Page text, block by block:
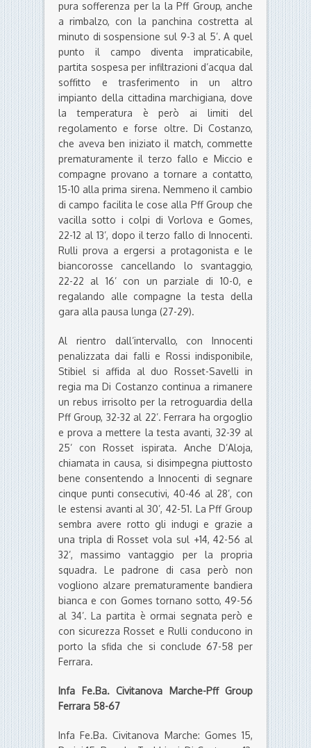
pura sofferenza per la la Pff Group, anche
a rimbalzo, con la panchina costretta al
minuto di sospensione sul 9-3 al 5’. A quel
punto il campo diventa impraticabile,
partita sospesa per infiltrazioni d’acqua dal
soffitto e trasferimento in un altro
impianto della cittadina marchigiana, dove
la temperatura è però ai limiti del
regolamento e forse oltre. Di Costanzo,
che aveva ben iniziato il match, commette
prematuramente il terzo fallo e Miccio e
compagne provano a tornare a contatto,
15-10 alla prima sirena. Nemmeno il cambio
di campo facilita le cose alla Pff Group che
vacilla sotto i colpi di Vorlova e Gomes,
22-12 al 13’, dopo il terzo fallo di Innocenti.
Rulli prova a ergersi a protagonista e le
biancorosse cancellando lo svantaggio,
22-22 al 16’ con un parziale di 10-0, e
regalando alle compagne la testa della
gara alla pausa lunga (27-29).
Al rientro dall’intervallo, con Innocenti
penalizzata dai falli e Rossi indisponibile,
Stibiel si affida al duo Rosset-Savelli in
regia ma Di Costanzo continua a rimanere
un rebus irrisolto per la retroguardia della
Pff Group, 32-32 al 22’. Ferrara ha orgoglio
e prova a mettere la testa avanti, 32-39 al
25’ con Rosset ispirata. Anche D’Aloja,
chiamata in causa, si disimpegna piuttosto
bene consentendo a Innocenti di segnare
cinque punti consecutivi, 40-46 al 28’, con
le estensi avanti al 30’, 42-51. La Pff Group
sembra avere rotto gli indugi e grazie a
una tripla di Rosset vola sul +14, 42-56 al
32’, massimo vantaggio per la propria
squadra. Le padrone di casa però non
vogliono alzare prematuramente bandiera
bianca e con Gomes tornano sotto, 49-56
al 34’. La partita è ormai segnata però e
con sicurezza Rosset e Rulli conducono in
porto la sfida che si conclude 67-58 per
Ferrara.
Infa Fe.Ba. Civitanova Marche-Pff Group
Ferrara 58-67
Infa Fe.Ba. Civitanova Marche: Gomes 15,